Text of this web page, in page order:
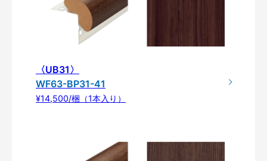
〈UB31〉
WF63-BP31-41
¥14,500/梱（1本入り）